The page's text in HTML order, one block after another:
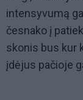
intensyvumą
česnako į
skonis bus kur
įdėjus pačioje